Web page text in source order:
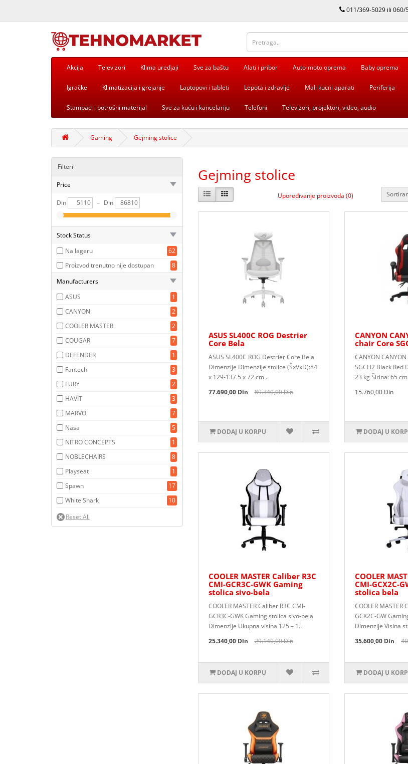
011/369-5029 ili 060/
Akcija Televizori Klima uredjaji Sve za baštu Alati i pribor Auto-moto oprema Baby oprema
Igračke Klimatizacija i grejanje Laptopovi i tableti Lepota i zdravlje Mali kucni aparati Periferija
Stampaci i potrošni materijal Sve za kuću i kancelariju Telefoni Televizori, projektori, video, audio
Gaming Gejming stolice
Filteri
Price
Din – Din
Stock Status
Na lageru
62
Proizvod trenutno nije dostupan
8
Manufacturers
ASUS
1
CANYON
2
COOLER MASTER
2
COUGAR
7
DEFENDER
1
Fantech
3
FURY
2
HAVIT
3
MARVO
7
Nasa
5
NITRO CONCEPTS
1
NOBLECHAIRS
8
Playseat
1
Spawn
17
White Shark
10
Gejming stolice
Upoređivanje proizvoda (0)
ASUS SL400C ROG Destrier
Core Bela
ASUS SL400C ROG Destrier Core Bela
Dimenzije Dimenzije stolice (ŠxVxD):84
x 129-137.5 x 72 cm ..
77.690,00 Din
89.340,00 Din
DODAJ U KORPU
CANYON
chair Core
CANYON
SGCH2 Black Red
23 kg Širina: 65
15.760,00 Din
DODAJ U
COOLER MASTER Caliber R3C
CMI-GCR3C-GWK Gaming
stolica sivo-bela
COOLER MASTER Caliber R3C CMI-
GCR3C-GWK Gaming stolica sivo-bela
Dimenzije Ukupna visina 125 – 1..
25.340,00 Din
29.140,00 Din
DODAJ U KORPU
COOLER
CMI-GCX2C-
stolica bela
COOLER MASTER
GCX2C-GW
Dimenzije Visina
35.600,00 Din
DODAJ U